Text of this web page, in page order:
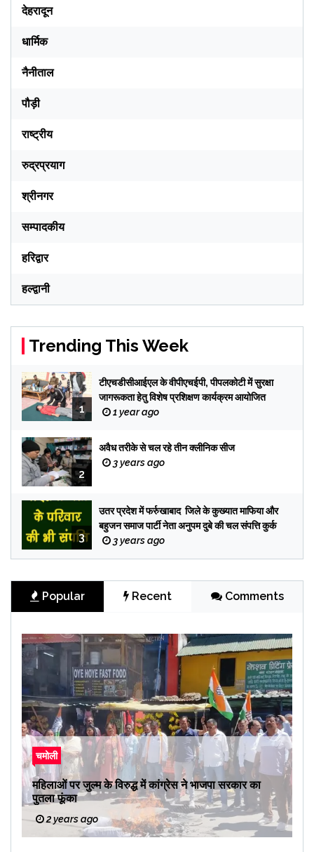
देहरादून
धार्मिक
नैनीताल
पौड़ी
राष्ट्रीय
रुद्रप्रयाग
श्रीनगर
सम्पादकीय
हरिद्वार
हल्द्वानी
Trending This Week
1
टीएचडीसीआईएल के वीपीएचईपी, पीपलकोटी में सुरक्षा
जागरूकता हेतु विशेष प्रशिक्षण कार्यक्रम आयोजित
1 year ago
2
अवैध तरीके से चल रहे तीन क्लीनिक सीज
3 years ago
3
उतर प्रदेश में फर्रुखाबाद जिले के कुख्यात माफिया और
बहुजन समाज पार्टी नेता अनुपम दुबे की चल संपत्ति कुर्क
3 years ago
Popular Recent Comments
चमोली
महिलाओं पर जुल्म के विरुद्ध में कांग्रेस ने भाजपा सरकार का
पुतला फूंका
2 years ago